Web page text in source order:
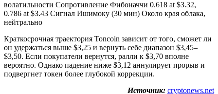
волатильности Сопротивление Фибоначчи 0.618 at $3.32,
0.786 at $3.43 Сигнал Ишимоку (30 мин) Около края облака,
нейтрально
Краткосрочная траектория Toncoin зависит от того, сможет ли
он удержаться выше $3,25 и вернуть себе диапазон $3,45–
$3,50. Если покупатели вернутся, ралли к $3,70 вполне
вероятно. Однако падение ниже $3,12 аннулирует прорыв и
подвергнет токен более глубокой коррекции.
Источник: cryptonews.net